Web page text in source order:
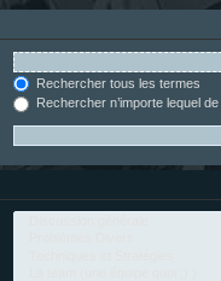
Rechercher tous les termes
Rechercher n’importe lequel